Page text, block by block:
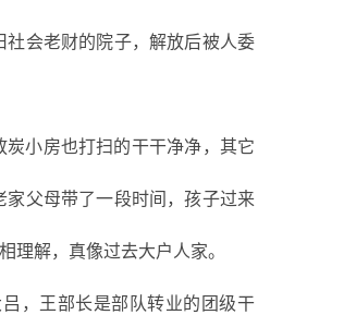
会老财的院子，解放后被人委
小房也打扫的干干净净，其它
父母带了一段时间，孩子过来
理解，真像过去大户人家。
，王部长是部队转业的团级干